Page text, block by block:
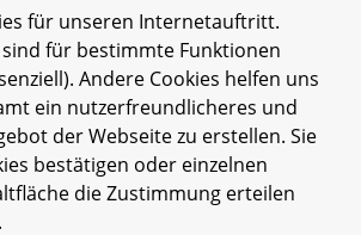
für unseren Internetauftritt.
für bestimmte Funktionen
Andere Cookies helfen uns
ein nutzerfreundlicheres und
der Webseite zu erstellen. Sie
bestätigen oder einzelnen
die Zustimmung erteilen